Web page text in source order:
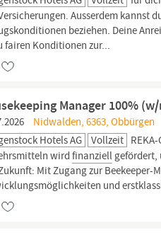
Ausserdem kannst
beziehen. Deine
fairen Konditionen zur...
Manager 100%
Nidwalden, 6363, Obbürgen
Hotels AG
Vollzeit
wirdfinanziellgefördert,
Mit Zugang zur
und